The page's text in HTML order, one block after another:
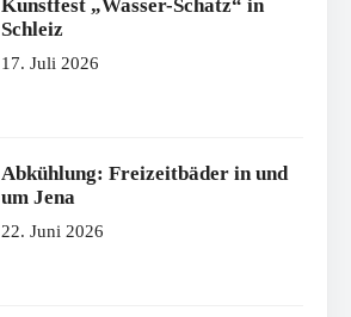
Kunstfest „Wasser-Schatz“ in
Schleiz
17. Juli 2026
Abkühlung: Freizeitbäder in und
um Jena
22. Juni 2026